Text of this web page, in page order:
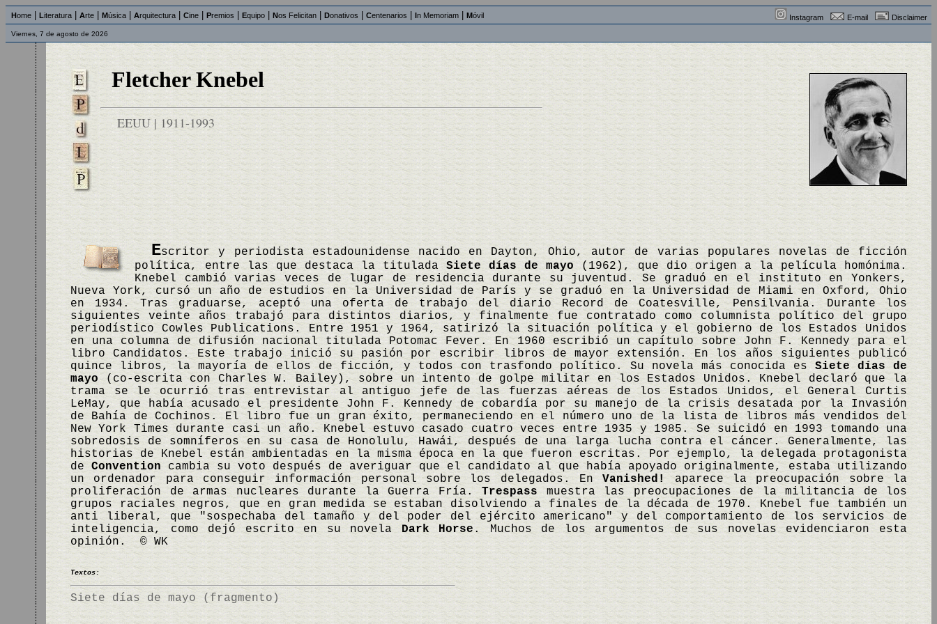
Home Literatura Arte Música Arquitectura Cine Premios Equipo Nos Felicitan Donativos Centenarios In Memoriam Móvil Instagram E-mail Disclaimer
Viernes, 7 de agosto de 2026
Fletcher Knebel
EEUU | 1911-1993
Escritor y periodista estadounidense nacido en Dayton, Ohio, autor de varias populares novelas de ficción
política, entre las que destaca la titulada Siete días de mayo (1962), que dio origen a la película homónima.
Knebel cambió varias veces de lugar de residencia durante su juventud. Se graduó en el instituto en Yonkers,
Nueva York, cursó un año de estudios en la Universidad de París y se graduó en la Universidad de Miami en Oxford, Ohio
en 1934. Tras graduarse, aceptó una oferta de trabajo del diario Record de Coatesville, Pensilvania. Durante los
siguientes veinte años trabajó para distintos diarios, y finalmente fue contratado como columnista político del grupo
periodístico Cowles Publications. Entre 1951 y 1964, satirizó la situación política y el gobierno de los Estados Unidos
en una columna de difusión nacional titulada Potomac Fever. En 1960 escribió un capítulo sobre John F. Kennedy para el
libro Candidatos. Este trabajo inició su pasión por escribir libros de mayor extensión. En los años siguientes publicó
quince libros, la mayoría de ellos de ficción, y todos con trasfondo político. Su novela más conocida es Siete días de
mayo(co-escrita con Charles W. Bailey), sobre un intento de golpe militar en los Estados Unidos. Knebel declaró que la
trama se le ocurrió tras entrevistar al antiguo jefe de las fuerzas aéreas de los Estados Unidos, el General Curtis
LeMay, que había acusado el presidente John F. Kennedy de cobardía por su manejo de la crisis desatada por la Invasión
de Bahía de Cochinos. El libro fue un gran éxito, permaneciendo en el número uno de la lista de libros más vendidos del
New York Times durante casi un año. Knebel estuvo casado cuatro veces entre 1935 y 1985. Se suicidó en 1993 tomando una
sobredosis de somníferos en su casa de Honolulu, Hawái, después de una larga lucha contra el cáncer. Generalmente, las
historias de Knebel están ambientadas en la misma época en la que fueron escritas. Por ejemplo, la delegada protagonista
de Convention cambia su voto después de averiguar que el candidato al que había apoyado originalmente, estaba utilizando
un ordenador para conseguir información personal sobre los delegados. EnVanished!aparece la preocupación sobre la
proliferación de armas nucleares durante la Guerra Fría. Trespass muestra las preocupaciones de la militancia de los
grupos raciales negros, que en gran medida se estaban disolviendo a finales de la década de 1970. Knebel fue también un
anti liberal, que "sospechaba del tamaño y del poder del ejército americano" y del comportamiento de los servicios de
inteligencia, como dejó escrito en su novela Dark Horse . Muchos de los argumentos de sus novelas evidenciaron esta
opinión. © WK
Textos:
Siete días de mayo (fragmento)